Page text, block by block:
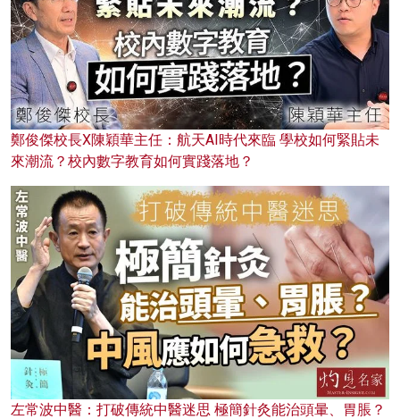
鄭俊傑校長X陳穎華主任：航天AI時代來臨 學校如何緊貼未
來潮流？校內數字教育如何實踐落地？
左常波中醫：打破傳統中醫迷思 極簡針灸能治頭暈、胃脹？